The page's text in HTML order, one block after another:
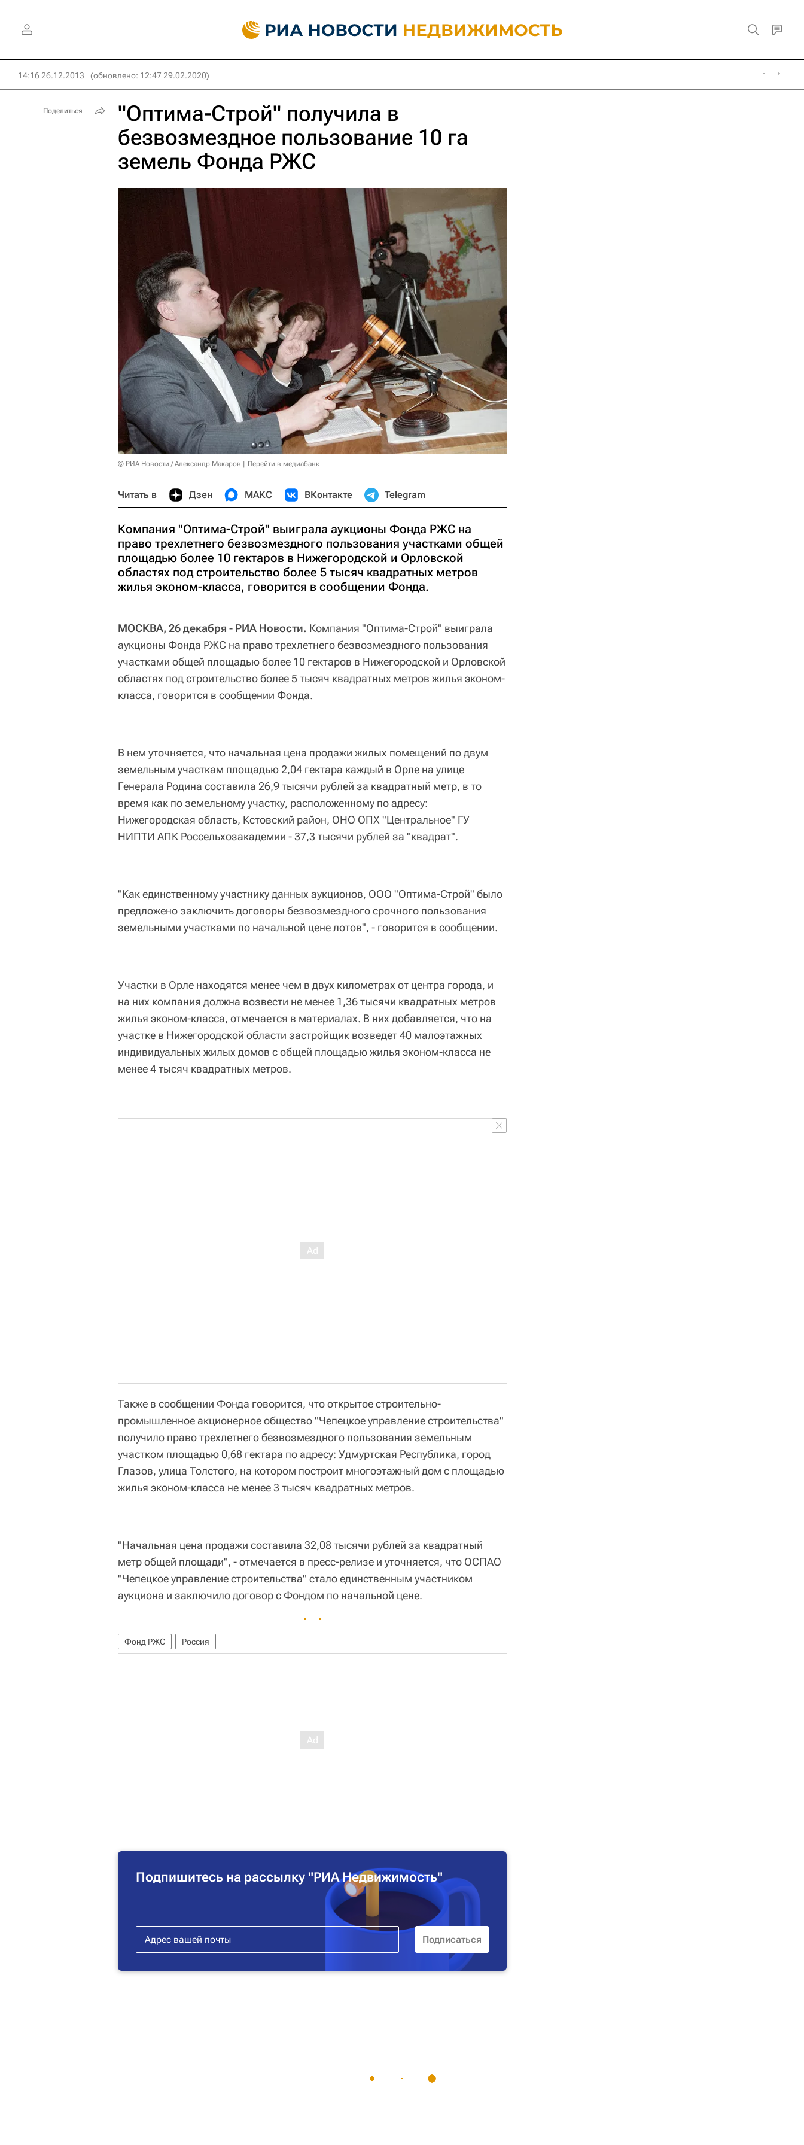
14:16 26.12.2013 (обновлено: 12:47 29.02.2020)
"Оптима-Строй" получила в
безвозмездное пользование 10 га
земель Фонда РЖС
© РИА Новости / Александр Макаров Перейти в медиабанк
Читать в Дзен МАКС ВКонтакте Telegram
Компания "Оптима-Строй" выиграла аукционы Фонда РЖС на
право трехлетнего безвозмездного пользования участками общей
площадью более 10 гектаров в Нижегородской и Орловской
областях под строительство более 5 тысяч квадратных метров
жилья эконом-класса, говорится в сообщении Фонда.
МОСКВА, 26 декабря - РИА Новости. Компания "Оптима-Строй" выиграла
аукционы Фонда РЖС на право трехлетнего безвозмездного пользования
участками общей площадью более 10 гектаров в Нижегородской и Орловской
областях под строительство более 5 тысяч квадратных метров жилья эконом-
класса, говорится в сообщении Фонда.
В нем уточняется, что начальная цена продажи жилых помещений по двум
земельным участкам площадью 2,04 гектара каждый в Орле на улице
Генерала Родина составила 26,9 тысячи рублей за квадратный метр, в то
время как по земельному участку, расположенному по адресу:
Нижегородская область, Кстовский район, ОНО ОПХ "Центральное" ГУ
НИПТИ АПК Россельхозакадемии - 37,3 тысячи рублей за "квадрат".
"Как единственному участнику данных аукционов, ООО "Оптима-Строй" было
предложено заключить договоры безвозмездного срочного пользования
земельными участками по начальной цене лотов", - говорится в сообщении.
Участки в Орле находятся менее чем в двух километрах от центра города, и
на них компания должна возвести не менее 1,36 тысячи квадратных метров
жилья эконом-класса, отмечается в материалах. В них добавляется, что на
участке в Нижегородской области застройщик возведет 40 малоэтажных
индивидуальных жилых домов с общей площадью жилья эконом-класса не
менее 4 тысяч квадратных метров.
Также в сообщении Фонда говорится, что открытое строительно-
промышленное акционерное общество "Чепецкое управление строительства"
получило право трехлетнего безвозмездного пользования земельным
участком площадью 0,68 гектара по адресу: Удмуртская Республика, город
Глазов, улица Толстого, на котором построит многоэтажный дом с площадью
жилья эконом-класса не менее 3 тысяч квадратных метров.
"Начальная цена продажи составила 32,08 тысячи рублей за квадратный
метр общей площади", - отмечается в пресс-релизе и уточняется, что ОСПАО
"Чепецкое управление строительства" стало единственным участником
аукциона и заключило договор с Фондом по начальной цене.
Фонд РЖС Россия
Подпишитесь на рассылку "РИА Недвижимость"
Поделиться